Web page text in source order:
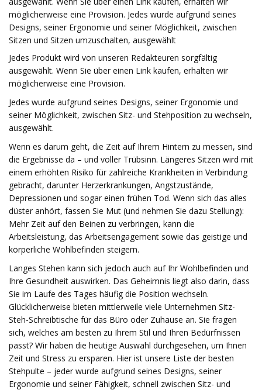
möglicherweise eine Provision. Jedes wurde aufgrund seines
Designs, seiner Ergonomie und seiner Möglichkeit, zwischen
Sitzen und Sitzen umzuschalten, ausgewählt
Jedes Produkt wird von unseren Redakteuren sorgfältig
ausgewählt. Wenn Sie über einen Link kaufen, erhalten wir
möglicherweise eine Provision.
Jedes wurde aufgrund seines Designs, seiner Ergonomie und
seiner Möglichkeit, zwischen Sitz- und Stehposition zu wechseln,
ausgewählt.
Wenn es darum geht, die Zeit auf Ihrem Hintern zu messen, sind
die Ergebnisse da – und voller Trübsinn. Längeres Sitzen wird mit
einem erhöhten Risiko für zahlreiche Krankheiten in Verbindung
gebracht, darunter Herzerkrankungen, Angstzustände,
Depressionen und sogar einen frühen Tod. Wenn sich das alles
düster anhört, fassen Sie Mut (und nehmen Sie dazu Stellung):
Mehr Zeit auf den Beinen zu verbringen, kann die
Arbeitsleistung, das Arbeitsengagement sowie das geistige und
körperliche Wohlbefinden steigern.
Langes Stehen kann sich jedoch auch auf Ihr Wohlbefinden und
Ihre Gesundheit auswirken. Das Geheimnis liegt also darin, dass
Sie im Laufe des Tages häufig die Position wechseln.
Glücklicherweise bieten mittlerweile viele Unternehmen Sitz-
Steh-Schreibtische für das Büro oder Zuhause an. Sie fragen
sich, welches am besten zu Ihrem Stil und Ihren Bedürfnissen
passt? Wir haben die heutige Auswahl durchgesehen, um Ihnen
Zeit und Stress zu ersparen. Hier ist unsere Liste der besten
Stehpulte – jeder wurde aufgrund seines Designs, seiner
Ergonomie und seiner Fähigkeit, schnell zwischen Sitz- und